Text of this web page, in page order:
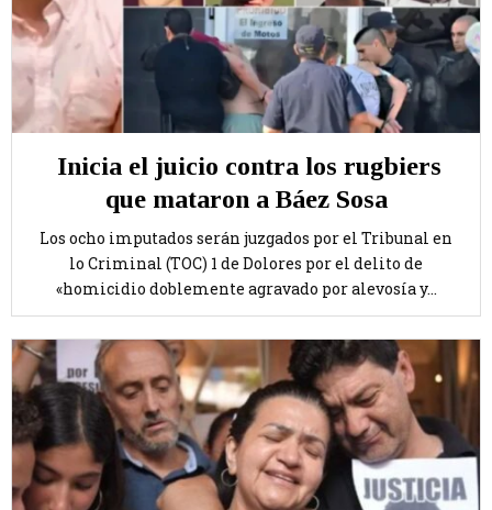
Inicia el juicio contra los rugbiers
que mataron a Báez Sosa
Los ocho imputados serán juzgados por el Tribunal en
lo Criminal (TOC) 1 de Dolores por el delito de
«homicidio doblemente agravado por alevosía y...